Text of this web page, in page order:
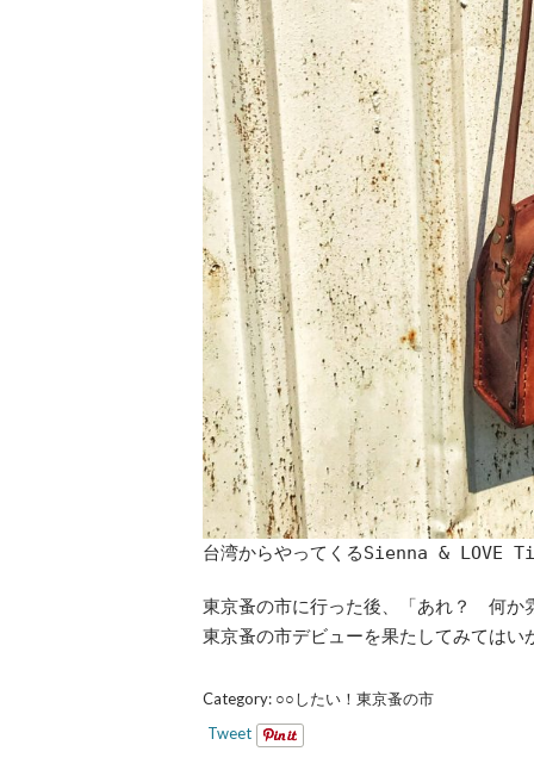
台湾からやってくるSienna & LOVE
東京蚤の市に行った後、「あれ？ 何か
東京蚤の市デビューを果たしてみてはい
Category: ○○したい！東京蚤の市
Tweet